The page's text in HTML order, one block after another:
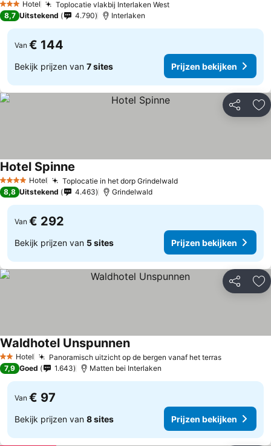
3 SterrenHotel
Toplocatie vlakbij Interlaken West
8,7 Uitstekend 4.790 Interlaken
Van € 144
Bekijk prijzen van 7 sites Prijzen bekijken
Delen
4 SterrenHotel Toplocatie in het dorp Grindelwald
Hotel Spinne
8,8 Uitstekend 4.463 Grindelwald
Van € 292
Bekijk prijzen van 5 sites Prijzen bekijken
Delen
2 Sterren
Hotel Panoramisch uitzicht op de bergen vanaf het terras
Waldhotel Unspunnen
7,9 Goed 1.643 Matten bei Interlaken
Van € 97
Bekijk prijzen van 8 sites Prijzen bekijken